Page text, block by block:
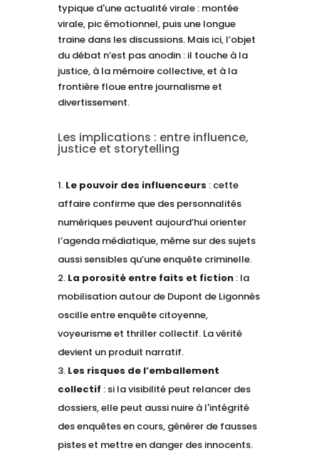
typique d'une actualité virale : montée
virale, pic émotionnel, puis une longue
traine dans les discussions. Mais ici, l’objet
du débat n’est pas anodin : il touche à la
justice, à la mémoire collective, et à la
frontière floue entre journalisme et
divertissement.
Les implications : entre influence,
justice et storytelling
Le pouvoir des influenceurs : cette
affaire confirme que des personnalités
numériques peuvent aujourd’hui orienter
l’agenda médiatique, même sur des sujets
aussi sensibles qu’une enquête criminelle.
La porosité entre faits et fiction: la
mobilisation autour de Dupont de Ligonnès
oscille entre enquête citoyenne,
voyeurisme et thriller collectif. La vérité
devient un produit narratif.
Les risques de l’emballement
collectif : si la visibilité peut relancer des
dossiers, elle peut aussi nuire à l'intégrité
des enquêtes en cours, générer de fausses
pistes et mettre en danger des innocents.